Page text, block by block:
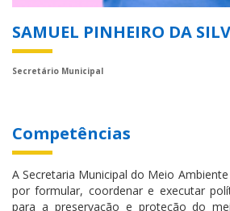
SAMUEL PINHEIRO DA
Secretário Municipal
Competências
A Secretaria Municipal do Meio
por formular, coordenar e executar
para a preservação e proteção do